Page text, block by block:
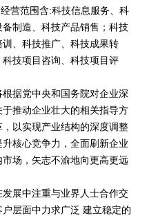
营范围含:科技信息服务、科
制造、科技产品销售；科技
、科技推广、科技成果转
技项目咨询、科技项目评
据党中央和国务院对企业深
推动企业壮大的相关指导方
以实现产业结构的深度调整
核心竞争力，全面刷新企业
场，矢志不渝地向更高更远
展中注重与业界人士合作交
层面中力求广泛 建立稳定的